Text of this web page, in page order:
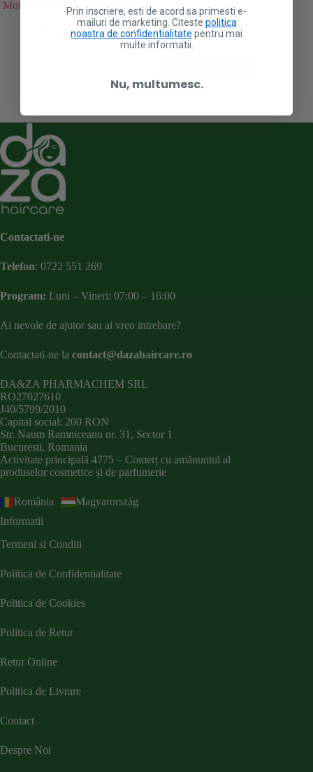
Moisturizing Detangler 237ml
72.00lei 49.99lei
Contactati-ne
Telefon: 0722 551 269
Program: Luni – Vineri: 07:00 – 16:00
Ai nevoie de ajutor sau ai vreo intrebare?
Contactati-ne la contact@dazahaircare.ro
DA&ZA PHARMACHEM SRL
RO27027610
J40/5799/2010
Capital social: 200 RON
Str. Naum Ramniceanu nr. 31, Sector 1
Bucuresti, Romania
Activitate principală 4775 – Comerț cu amănuntul al
produselor cosmetice și de parfumerie
România
Magyarország
Informatii
Termeni si Conditi
Politica de Confidentialitate
Politica de Cookies
Politica de Retur
Retur Online
Politica de Livrare
Contact
Despre Noi
Prin inscriere, esti de acord sa primesti e-
mailuri de marketing. Citeste politica
noastra de confidentialitate pentru mai
multe informatii.
Nu, multumesc.